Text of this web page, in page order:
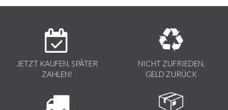
JETZT KAUFEN, SPÄTER
ZAHLEN!
NICHT ZUFRIEDEN,
GELD ZURÜCK